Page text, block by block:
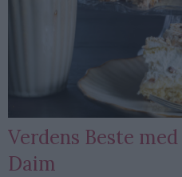
Verdens Beste
Daim